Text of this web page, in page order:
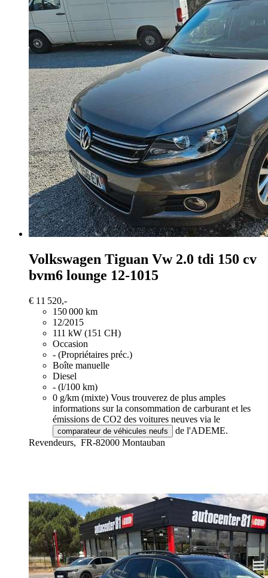
Volkswagen Tiguan Vw 2.0 tdi 150 cv
bvm6 lounge 12-1015
€ 11 520,-
150 000 km
12/2015
111 kW (151 CH)
Occasion
- (Propriétaires préc.)
Boîte manuelle
Diesel
- (l/100 km)
0 g/km (mixte) Vous trouverez de plus amples
informations sur la consommation de carburant et les
émissions de CO2 des voitures neuves via le
comparateur de véhicules neufs
de l'ADEME.
Revendeurs, FR-82000 Montauban